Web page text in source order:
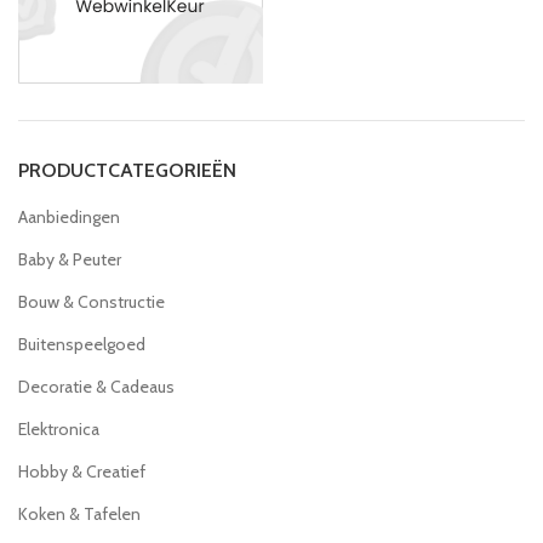
PRODUCTCATEGORIEËN
Aanbiedingen
Baby & Peuter
Bouw & Constructie
Buitenspeelgoed
Decoratie & Cadeaus
Elektronica
Hobby & Creatief
Koken & Tafelen